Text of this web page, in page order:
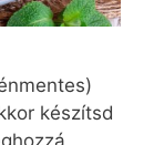
készítsd